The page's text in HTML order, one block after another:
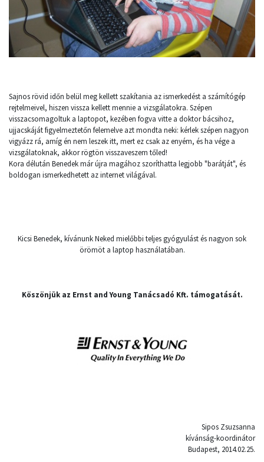
Sajnos rövid időn belül meg kellett szakítania az ismerkedést a számítógép
rejtelmeivel, hiszen vissza kellett mennie a vizsgálatokra. Szépen
visszacsomagoltuk a laptopot, kezében fogva vitte a doktor bácsihoz,
ujjacskáját figyelmeztetőn felemelve azt mondta neki: kérlek szépen nagyon
vigyázz rá, amíg én nem leszek itt, mert ez csak az enyém, és ha vége a
vizsgálatoknak, akkor rögtön visszaveszem tőled!
Kora délután Benedek már újra magához szoríthatta legjobb "barátját", és
boldogan ismerkedhetett az internet világával.
Kicsi Benedek, kívánunk Neked mielőbbi teljes gyógyulást és nagyon sok
örömöt a laptop használatában.
Köszönjük az Ernst and Young Tanácsadó Kft. támogatását.
Sipos Zsuzsanna
kívánság-koordinátor
Budapest, 2014.02.25.